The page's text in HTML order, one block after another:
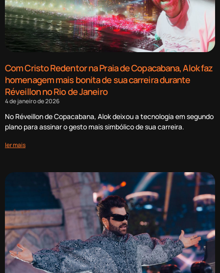
Com Cristo Redentor na Praia de Copacabana, Alok faz
homenagem mais bonita de sua carreira durante
Réveillon no Rio de Janeiro
4 de janeiro de 2026
No Réveillon de Copacabana, Alok deixou a tecnologia em segundo
plano para assinar o gesto mais simbólico de sua carreira.
ler mais